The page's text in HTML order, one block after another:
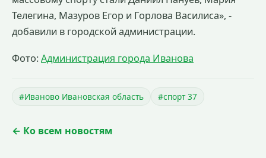
Телегина, Мазуров Егор и Горлова Василиса», -
добавили в городской администрации.
Фото: Администрация города Иванова
#Иваново Ивановская область #спорт 37
← Ко всем новостям